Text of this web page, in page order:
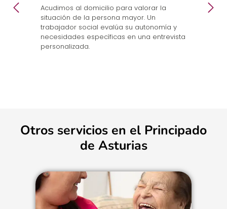
Acudimos al domicilio para valorar la
situación de la persona mayor. Un
trabajador social evalúa su autonomía y
necesidades específicas en una entrevista
personalizada.
Otros servicios en el Principado
de Asturias